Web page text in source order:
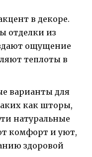
в декоре.
отделки из
ощущение
теплоты в
варианты для
как шторы,
натуральные
комфорт и уют,
здоровой